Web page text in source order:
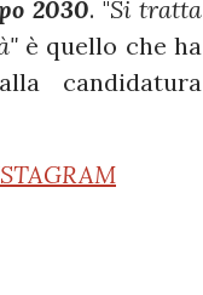
2030. "Si tratta
è quello che ha
candidatura